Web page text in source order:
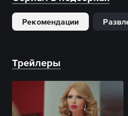
Рекомендации
Трейлеры